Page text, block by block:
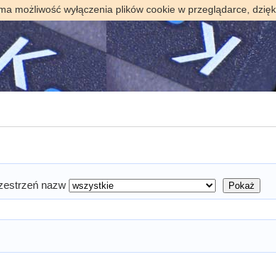
możliwość wyłączenia plików cookie w przeglądarce,
nazw